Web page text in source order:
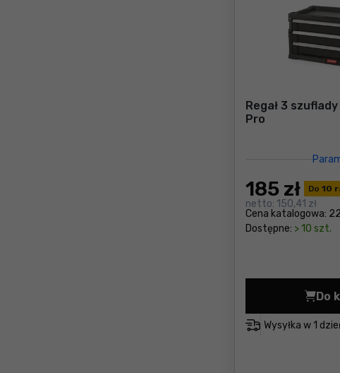
Regał 3
Pro
Do 10
Cena katalogowa:
185 zł
netto: 150,41 zł
Dostępne: > 10 szt.
Wysyłka w 1
Do